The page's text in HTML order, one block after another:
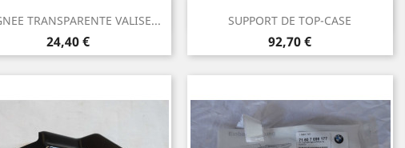
TRANSPARENTE VALISE...
Prix
24,40 €
Aperçu rapide SUPPORT DE TOP-CASE
Prix
92,70 €
Aperçu rapide